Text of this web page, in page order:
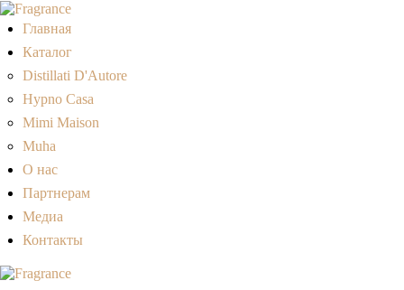
Главная
Каталог
Distillati D'Autore
Hypno Casa
Mimi Maison
Muha
О нас
Партнерам
Медиа
Контакты